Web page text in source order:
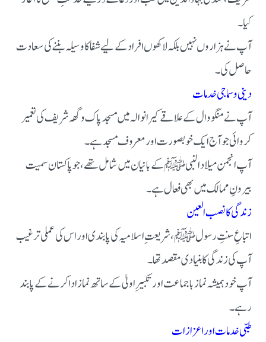
کیا۔
آپ نے ہزاروں نہیں بلکہ لاکھوں افراد کے لیے شفا کا وسیلہ بننے کی سعادت
حاصل کی۔
دینی و سماجی خدمات
آپ نے منگووال کے علاقے کیرانوالہ میں مسجد پاک وگھہ شریف کی تعمیر
کروائی جو آج ایک خوبصورت اور معروف مسجد ہے۔
آپ انجمن میلاد النبی ﷺ کے بانیان میں شامل تھے، جو پاکستان سمیت
بیرونِ ممالک میں بھی فعال ہے۔
زندگی کا نصب العین
اتباعِ سنتِ رسول ﷺ، شریعتِ اسلامیہ کی پابندی اور اس کی عملی ترغیب
آپ کی زندگی کا بنیادی مقصد تھا۔
آپ خود ہمیشہ نماز باجماعت اور تکبیرِ اولیٰ کے ساتھ نماز ادا کرنے کے پابند
رہے۔
طبی خدمات اور اعزازات